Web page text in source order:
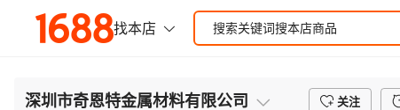
深圳市奇恩特金属材料有限公司 关注